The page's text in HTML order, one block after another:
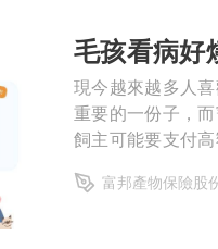
設計裝
室內
新會員大禮包免費居住好
區
搬家清
優質
清潔除
清潔
毛孩看病好
現今越來越多人
重要的一份子，
飼主可能要支付
富邦產物保險股